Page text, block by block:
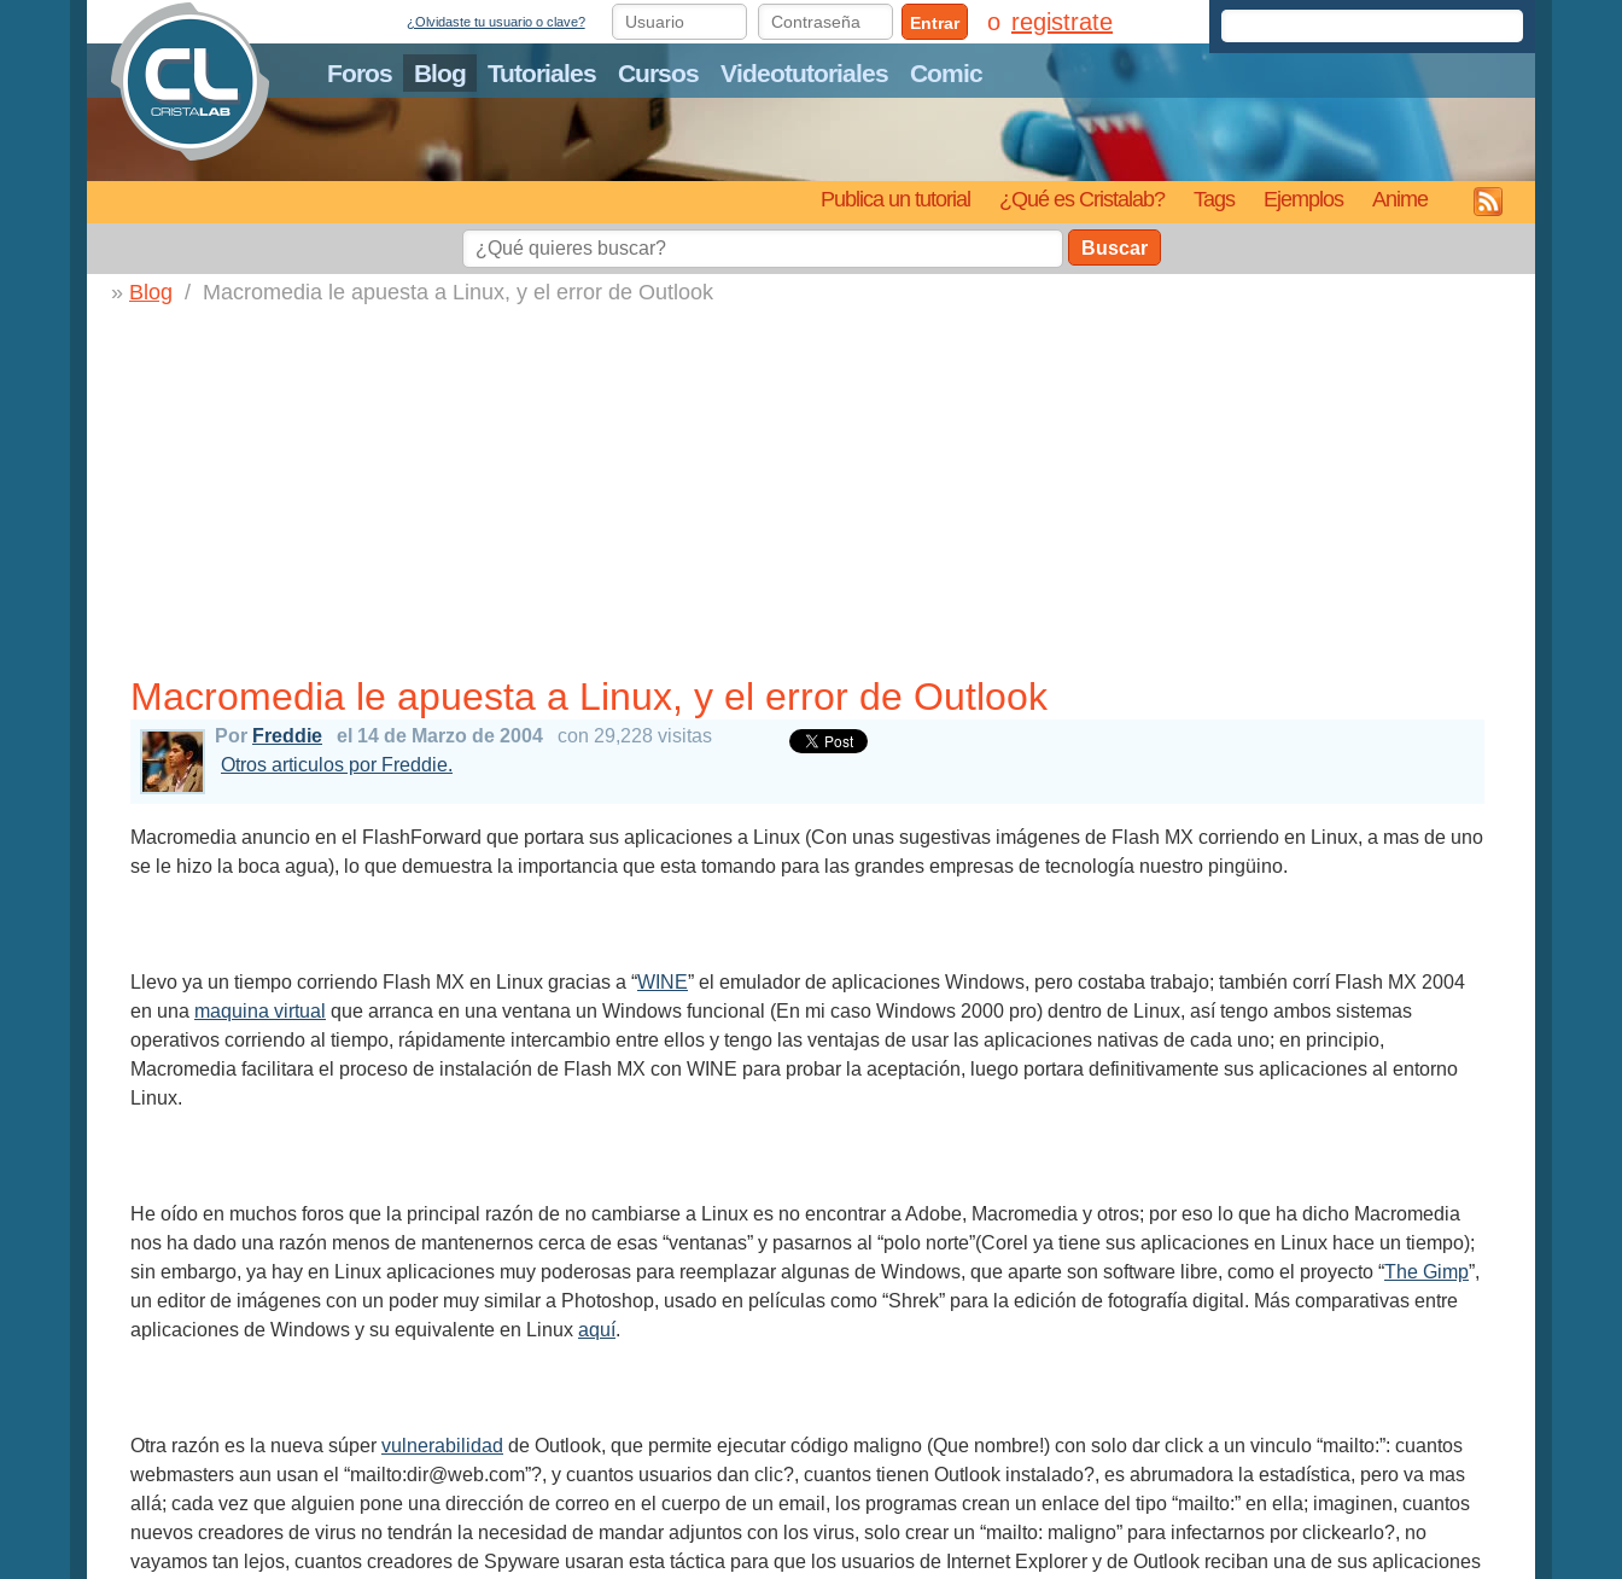
Foros Blog Tutoriales Cursos Videotutoriales Comic
Publica un tutorial ¿Qué es Cristalab? Tags Ejemplos Anime
¿Olvidaste tu usuario o clave? Entrar registrate
Buscar
Blog Macromedia le apuesta a Linux, y el error de Outlook
Macromedia le apuesta a Linux, y el error de Outlook
Por Freddie el 14 de Marzo de 2004
con 29,228 visitas
Otros articulos por Freddie.
Macromedia anuncio en el FlashForward que portara sus aplicaciones a Linux (Con unas sugestivas imágenes de Flash MX corriendo en Linux, a mas de uno
se le hizo la boca agua), lo que demuestra la importancia que esta tomando para las grandes empresas de tecnología nuestro pingüino.
Llevo ya un tiempo corriendo Flash MX en Linux gracias a “WINE” el emulador de aplicaciones Windows, pero costaba trabajo; también corrí Flash MX 2004
en una maquina virtual que arranca en una ventana un Windows funcional (En mi caso Windows 2000 pro) dentro de Linux, así tengo ambos sistemas
operativos corriendo al tiempo, rápidamente intercambio entre ellos y tengo las ventajas de usar las aplicaciones nativas de cada uno; en principio,
Macromedia facilitara el proceso de instalación de Flash MX con WINE para probar la aceptación, luego portara definitivamente sus aplicaciones al entorno
Linux.
He oído en muchos foros que la principal razón de no cambiarse a Linux es no encontrar a Adobe, Macromedia y otros; por eso lo que ha dicho Macromedia
nos ha dado una razón menos de mantenernos cerca de esas “ventanas” y pasarnos al “polo norte”(Corel ya tiene sus aplicaciones en Linux hace un tiempo);
sin embargo, ya hay en Linux aplicaciones muy poderosas para reemplazar algunas de Windows, que aparte son software libre, como el proyecto “The Gimp”,
un editor de imágenes con un poder muy similar a Photoshop, usado en películas como “Shrek” para la edición de fotografía digital. Más comparativas entre
aplicaciones de Windows y su equivalente en Linux aquí.
Otra razón es la nueva súper vulnerabilidad de Outlook, que permite ejecutar código maligno (Que nombre!) con solo dar click a un vinculo “mailto:”: cuantos
webmasters aun usan el “mailto:dir@web.com”?, y cuantos usuarios dan clic?, cuantos tienen Outlook instalado?, es abrumadora la estadística, pero va mas
allá; cada vez que alguien pone una dirección de correo en el cuerpo de un email, los programas crean un enlace del tipo “mailto:” en ella; imaginen, cuantos
nuevos creadores de virus no tendrán la necesidad de mandar adjuntos con los virus, solo crear un “mailto: maligno” para infectarnos por clickearlo?, no
vayamos tan lejos, cuantos creadores de Spyware usaran esta táctica para que los usuarios de Internet Explorer y de Outlook reciban una de sus aplicaciones